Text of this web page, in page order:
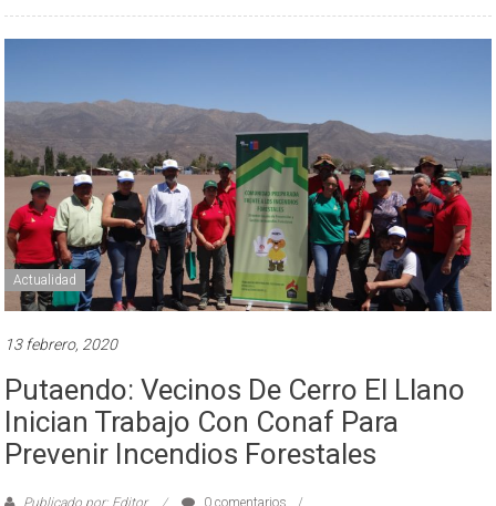
Actualidad
13 febrero, 2020
Putaendo: Vecinos De Cerro El Llano
Inician Trabajo Con Conaf Para
Prevenir Incendios Forestales
Publicado por: Editor
0 comentarios